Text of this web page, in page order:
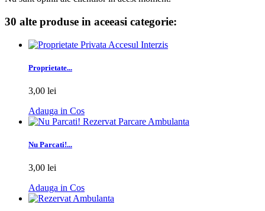
30 alte produse in aceeasi categorie:
Proprietate...
3,00 lei
Adauga in Cos
Nu Parcati!...
3,00 lei
Adauga in Cos